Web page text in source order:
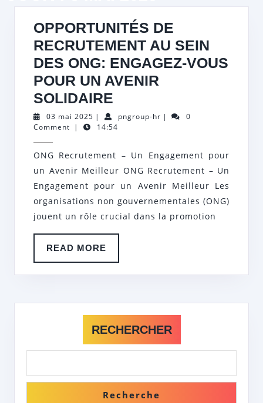
OPPORTUNITÉS DE
RECRUTEMENT AU SEIN
DES ONG: ENGAGEZ-VOUS
POUR UN AVENIR
SOLIDAIRE
DE
RECRUTEMENT
AU
SEIN
DES
ONG:
ENGAGEZ-
VOUS
UN
SOLIDAIRE
03 mai 2025 03
mai
| pngroup-hrpngroup-
|
0
Comment | 14:54
ONG Recrutement – Un Engagement pour
un Avenir Meilleur ONG Recrutement – Un
Engagement pour un Avenir Meilleur Les
organisations non gouvernementales (ONG)
jouent un rôle crucial dans la promotion
READ MORE
MORE
RECHERCHER
Recherche